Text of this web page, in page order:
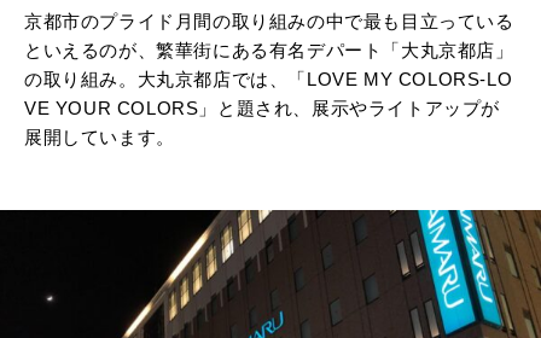
京都市のプライド月間の取り組みの中で最も目立っている
といえるのが、繁華街にある有名デパート「大丸京都店」
の取り組み。大丸京都店では、「LOVE MY COLORS-LO
VE YOUR COLORS」と題され、展示やライトアップが
展開しています。